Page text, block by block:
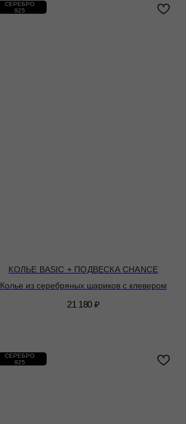
СЕРЕБРО
925
КОЛЬЕ BASIC + ПОДВЕСКА CHANCE
Колье из серебряных шариков с клевером
21 180 ₽
СЕРЕБРО
925